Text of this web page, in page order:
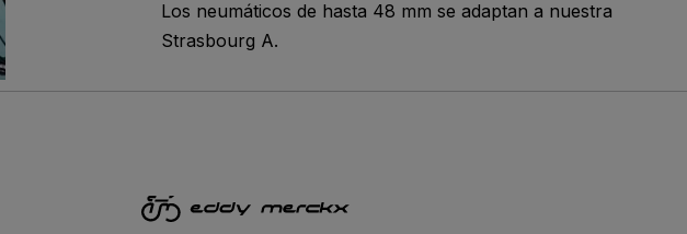
Los neumáticos de hasta 48 mm se adaptan a nuestra
Strasbourg A.